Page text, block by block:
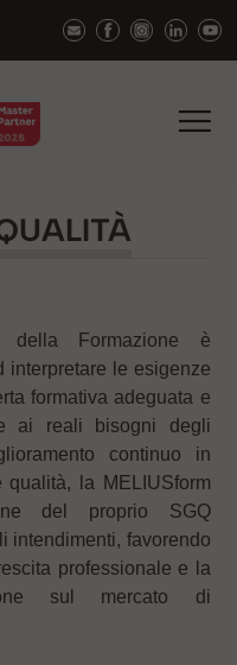
della Formazione è
interpretare le esigenze
formativa adeguata e
ai reali bisogni degli
continuo in
la MELIUSform
del proprio SGQ
intendimenti, favorendo
professionale e la
sul mercato di